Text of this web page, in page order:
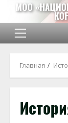
Перейти
содержимому
МОО
Основное
Главная